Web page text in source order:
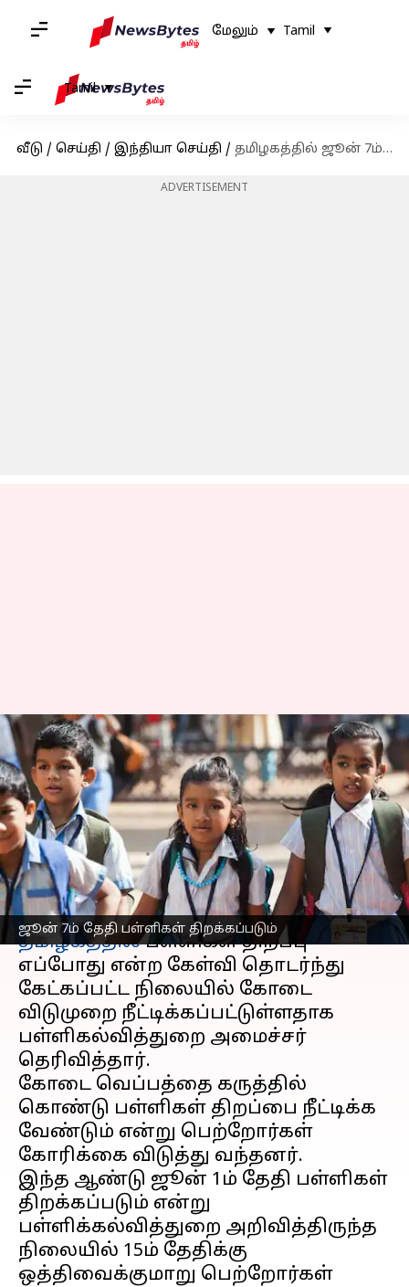
மேலும் Tamil
Tamil
வீடு / செய்தி / இந்தியா செய்தி / தமிழகத்தில் ஜூன் 7ம் தேதி பள்ளிகள் திறக்கப்படும் என அறிவிப்பு!
ADVERTISEMENT
ஜூன் 7ம் தேதி பள்ளிகள் திறக்கப்படும்
தமிழகத்தில் ஜூன் 7ம்
தேதி பள்ளிகள்
திறக்கப்படும் என
அறிவிப்பு!
எழுதியவர் Arul Jothe May 26, 2023 11:34 am
செய்தி முன்னோட்டம்
தமிழகத்தில்பள்ளிகள் திறப்பு
எப்போது என்ற கேள்வி தொடர்ந்து
கேட்கப்பட்ட நிலையில் கோடை
விடுமுறை நீட்டிக்கப்பட்டுள்ளதாக
பள்ளிகல்வித்துறை அமைச்சர்
தெரிவித்தார்.
கோடை வெப்பத்தை கருத்தில்
கொண்டு பள்ளிகள் திறப்பை நீட்டிக்க
வேண்டும் என்று பெற்றோர்கள்
கோரிக்கை விடுத்து வந்தனர்.
இந்த ஆண்டு ஜூன் 1ம் தேதி பள்ளிகள்
திறக்கப்படும் என்று
பள்ளிக்கல்வித்துறை அறிவித்திருந்த
நிலையில் 15ம் தேதிக்கு
ஒத்திவைக்குமாறு பெற்றோர்கள்